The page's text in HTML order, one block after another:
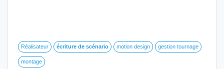
Réalisateur écriture de scénario motion design gestion tournage
montage